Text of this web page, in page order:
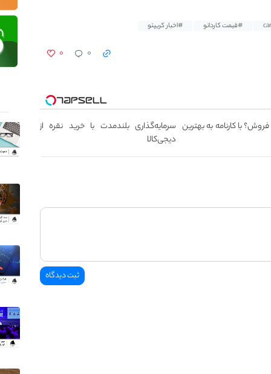
#قیمت کاردانو #اخبار کریپتو
۰ ۰
فروش؟ با کارنامه به بهترین سرمایه‌گذاری بلندمدت با خرید نقره از
دیجی‌کالا